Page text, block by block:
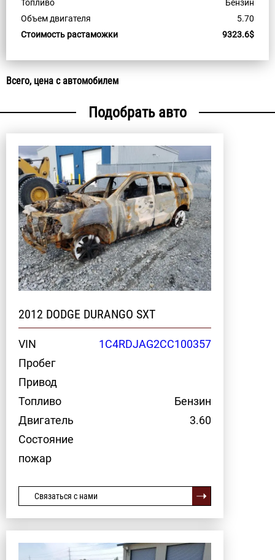
Топливо
Бензин
Объем двигателя
5.70
Стоимость растаможки
9323.6$
Всего, цена с автомобилем
Подобрать авто
2012 DODGE DURANGO SXT
VIN
1C4RDJAG2CC100357
Пробег
Привод
Топливо
Бензин
Двигатель
3.60
Состояние
пожар
Связаться с нами